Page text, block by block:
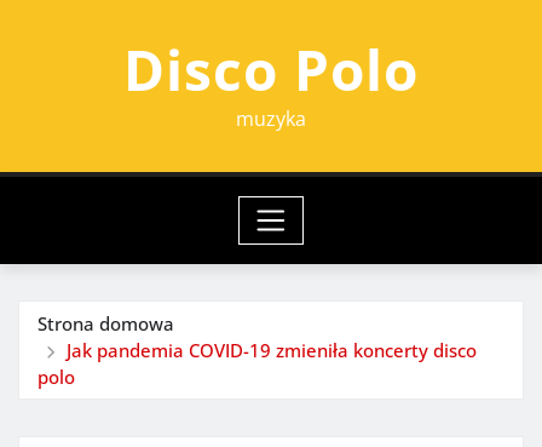
Disco Polo
muzyka
Strona domowa
Jak pandemia COVID-19 zmieniła koncerty disco
polo